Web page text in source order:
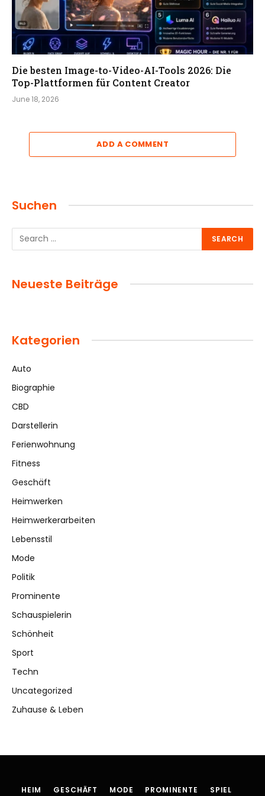
Die besten Image-to-Video-AI-Tools 2026: Die
Top-Plattformen für Content Creator
June 18, 2026
ADD A COMMENT
Suchen
Neueste Beiträge
Kategorien
Auto
Biographie
CBD
Darstellerin
Ferienwohnung
Fitness
Geschäft
Heimwerken
Heimwerkerarbeiten
Lebensstil
Mode
Politik
Prominente
Schauspielerin
Schönheit
Sport
Techn
Uncategorized
Zuhause & Leben
HEIM GESCHÄFT MODE PROMINENTE SPIEL